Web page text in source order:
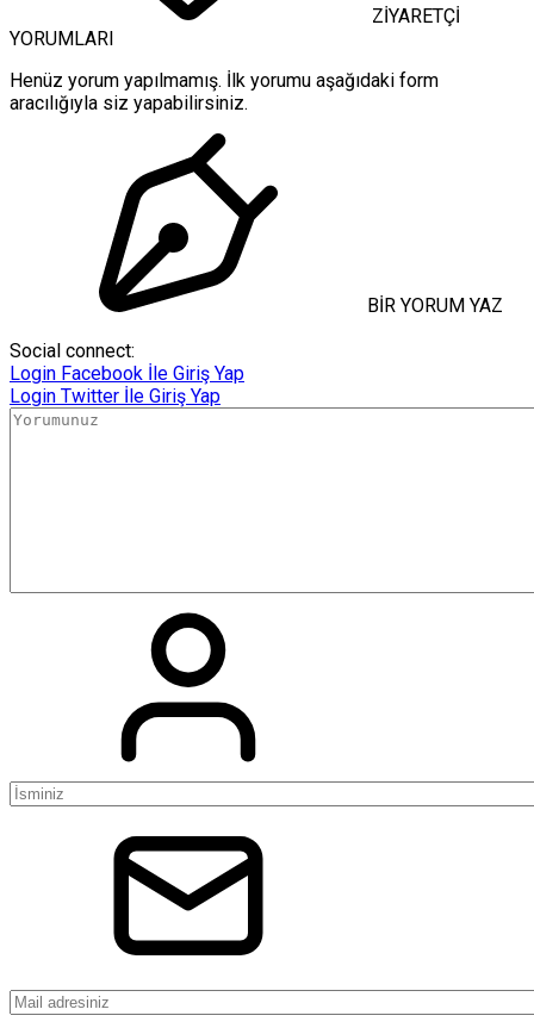
ZİYARETÇİ
YORUMLARI
Henüz yorum yapılmamış. İlk yorumu aşağıdaki form
aracılığıyla siz yapabilirsiniz.
BİR YORUM YAZ
Social connect:
Login Facebook İle Giriş Yap
Login Twitter İle Giriş Yap